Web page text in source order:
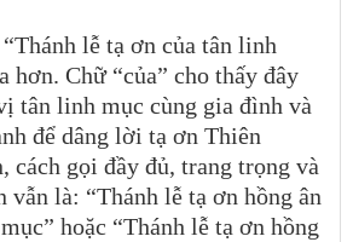
lễ tạ ơn của tân linh
hơn. Chữ “của” cho thấy đây
tân linh mục cùng gia đình và
để dâng lời tạ ơn Thiên
cách gọi đầy đủ, trang trọng và
vẫn là: “Thánh lễ tạ ơn hồng ân
hoặc “Thánh lễ tạ ơn hồng